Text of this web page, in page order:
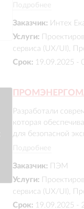
Подробнее
Заказчик: Интех
Услуги:
сервиса (UX/UI),
Срок: 19.09.2025 -
Разработали
которая
для безопасной
важной
для клиентов и
Подробнее
Заказчик:
ПЭМ
Услуги:
сервиса (UX/UI),
Срок: 19.09.2025 -